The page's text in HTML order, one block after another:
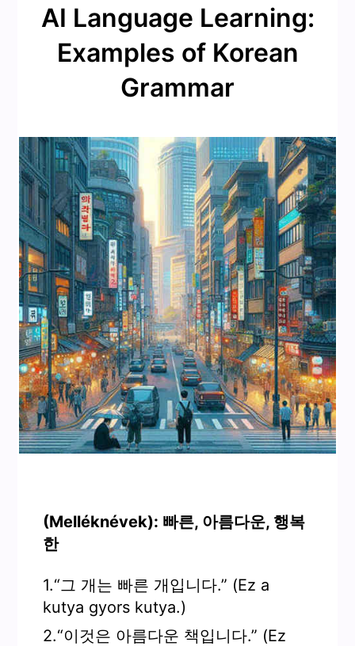
AI Language Learning:
Examples of Korean
Grammar
(Melléknévek): 빠른, 아름다운, 행복
한
1.“그 개는 빠른 개입니다.” (Ez a
kutya gyors kutya.)
2.“이것은 아름다운 책입니다.” (Ez